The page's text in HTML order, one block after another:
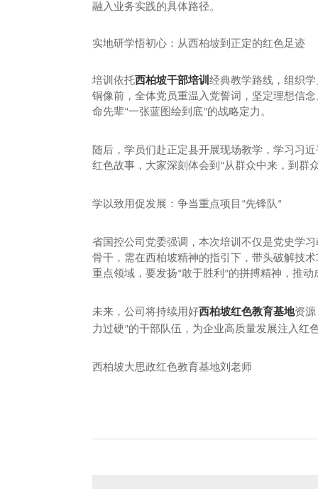
融入业务实践的具体路径。
实地研学悟初心：从西柏坡到正定的红色足迹
培训依托西柏坡干部培训 经典教学路线，组织
铜像前，全体党员重温入党誓词，坚定理想信
命先辈“一张蓝图绘到底”的战略定力。
随后，学员们赴正定县开展现场教学，学习习
红色故事，大家深刻体会到 “ 从群众中来，到群
学以致用促发展：争当重点项目 “先锋队 ”
省国控公司党委强调，本次培训不仅是党史学
骨干，需在西柏坡精神的指引下，带头破解技
重点领域，要发扬“敢于胜利 ”的拼搏精神，推动
未来，公司将持续用好西柏坡红色教育基地资源
力过硬 ”的干部队伍，为企业高质量发展注入红
西柏坡大思政红色教育基地刘老师